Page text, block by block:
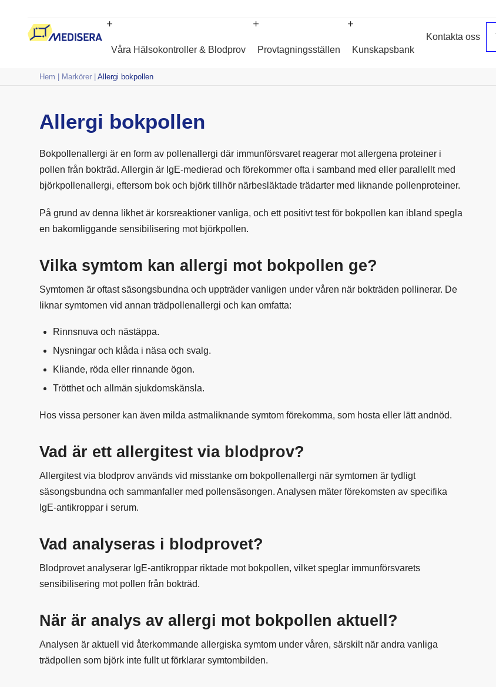
Våra Hälsokontroller & Blodprov Provtagningsställen Kunskapsbank
Kontakta oss
Hem Markörer |Allergi bokpollen
Allergi bokpollen
Bokpollenallergi är en form av pollenallergi där immunförsvaret reagerar mot allergena proteiner i
pollen från bokträd. Allergin är IgE-medierad och förekommer ofta i samband med eller parallellt med
björkpollenallergi, eftersom bok och björk tillhör närbesläktade trädarter med liknande pollenproteiner.
På grund av denna likhet är korsreaktioner vanliga, och ett positivt test för bokpollen kan ibland spegla
en bakomliggande sensibilisering mot björkpollen.
Vilka symtom kan allergi mot bokpollen ge?
Symtomen är oftast säsongsbundna och uppträder vanligen under våren när bokträden pollinerar. De
liknar symtomen vid annan trädpollenallergi och kan omfatta:
Rinnsnuva och nästäppa.
Nysningar och klåda i näsa och svalg.
Kliande, röda eller rinnande ögon.
Trötthet och allmän sjukdomskänsla.
Hos vissa personer kan även milda astmaliknande symtom förekomma, som hosta eller lätt andnöd.
Vad är ett allergitest via blodprov?
Allergitest via blodprov används vid misstanke om bokpollenallergi när symtomen är tydligt
säsongsbundna och sammanfaller med pollensäsongen. Analysen mäter förekomsten av specifika
IgE-antikroppar i serum.
Vad analyseras i blodprovet?
Blodprovet analyserar IgE-antikroppar riktade mot bokpollen, vilket speglar immunförsvarets
sensibilisering mot pollen från bokträd.
När är analys av allergi mot bokpollen aktuell?
Analysen är aktuell vid återkommande allergiska symtom under våren, särskilt när andra vanliga
trädpollen som björk inte fullt ut förklarar symtombilden.